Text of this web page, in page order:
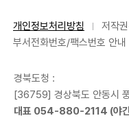
개인정보처리방침 저작
부서전화번호/팩스번호 안내
경북도청 :
[36759] 경상북도 안동시
대표 054-880-2114 (야